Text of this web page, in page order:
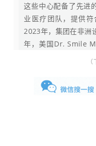
这些中心配备了先进
业医疗团队，提供符
2023年，集团在非洲
年，美国Dr. Smile
启动国际化进程。
得美国医疗服务提供
地奠定基础，标志着